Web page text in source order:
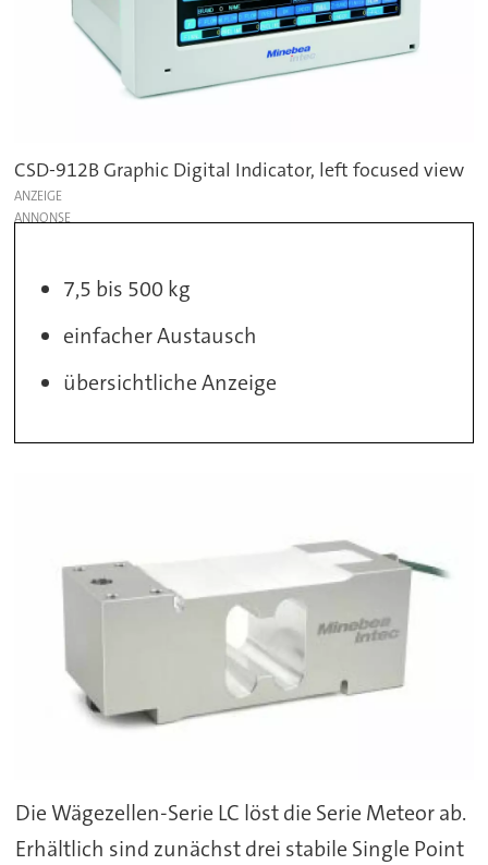
CSD-912B Graphic Digital Indicator, left focused view
ANZEIGE
7,5 bis 500 kg
einfacher Austausch
übersichtliche Anzeige
Die Wägezellen-Serie LC löst die Serie Meteor ab.
Erhältlich sind zunächst drei stabile Single Point